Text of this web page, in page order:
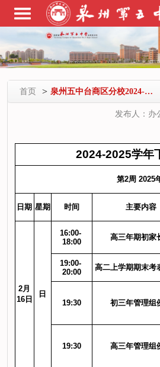
首页 > 泉州五中台商区分校2024-2025学年第二学期第二周工作安排
发布人：办
2024-2025学年
第2周 2025
日期 星期 时间 主要内容
2月
16日
日
16:00-
18:00
高三年期初家
19:00-
20:00
高二上学期期末考
19:30 初三年管理组
19:30 高三年管理组